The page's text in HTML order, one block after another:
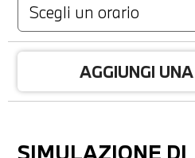
AGGIUNGI
SIMULAZIONE DI